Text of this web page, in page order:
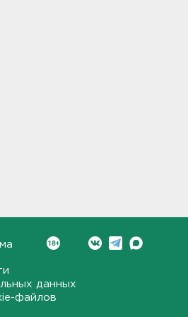
данных
файлов